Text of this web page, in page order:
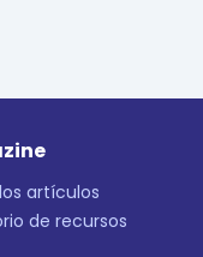
artículos
de recursos